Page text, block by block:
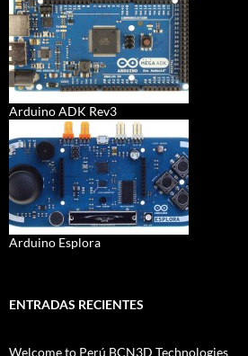
Arduino ADK Rev3
Arduino Esplora
ENTRADAS RECIENTES
Welcome to Perú BCN3D Technologies